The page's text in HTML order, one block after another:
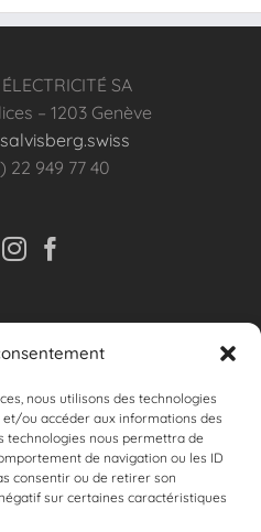
nous utilisons des technologies
ou accéder aux informations des
technologies nous permettra de
de navigation ou les ID
consentir ou de retirer son
sur certaines caractéristiques
SA
– 1203 Genève
22 949 77 40